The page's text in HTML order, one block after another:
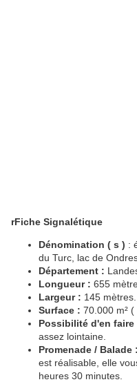
rFiche Signalétique
Dénomination ( s ) :
du Turc, lac de
Département :
Longueur : 655
Largeur : 145 mètres.
Surface : 70.000 m²
Possibilité d'en faire
assez lointaine.
Promenade / Balade :
est réalisable, elle
heures 30 minutes.